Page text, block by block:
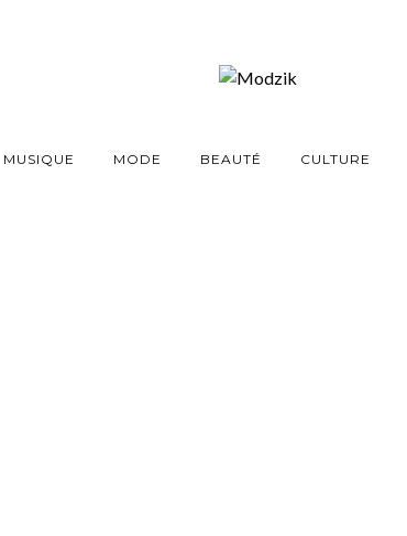
MUSIQUE MODE BEAUTÉ CULTURE